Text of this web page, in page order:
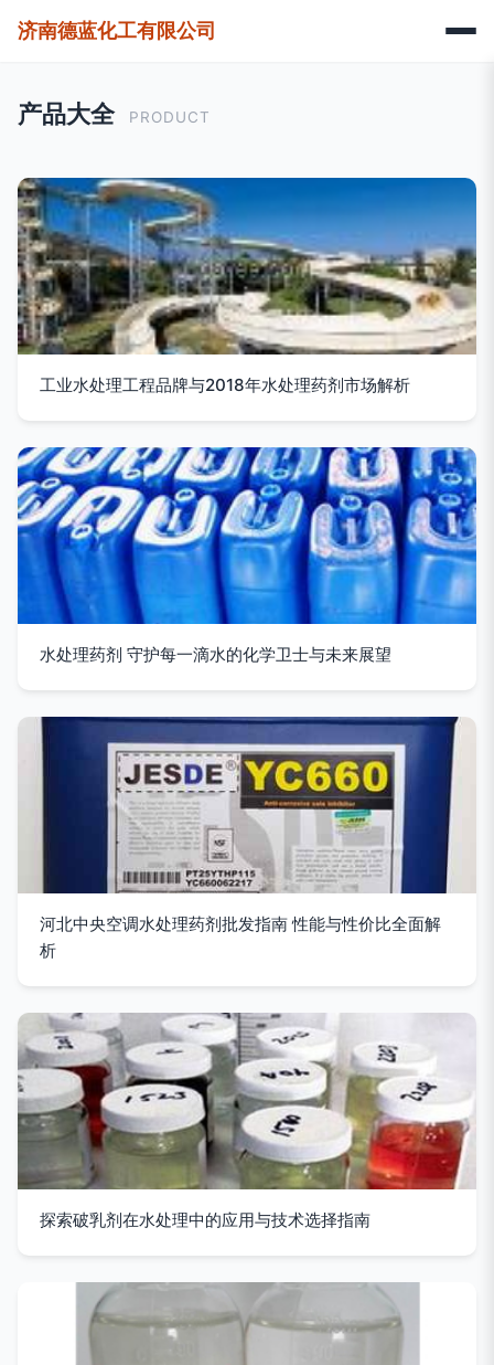
济南德蓝化工有限公司
产品大全 PRODUCT
工业水处理工程品牌与2018年水处理药剂市场解析
水处理药剂 守护每一滴水的化学卫士与未来展望
河北中央空调水处理药剂批发指南 性能与性价比全面解
析
探索破乳剂在水处理中的应用与技术选择指南